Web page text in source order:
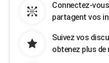
Connectez-
partagent vos
Suivez vos
obtenez plus de